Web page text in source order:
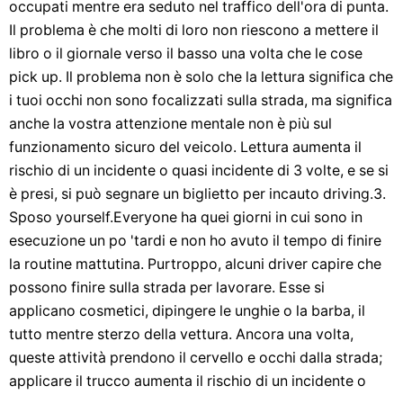
occupati mentre era seduto nel traffico dell'ora di punta.
Il problema è che molti di loro non riescono a mettere il
libro o il giornale verso il basso una volta che le cose
pick up. Il problema non è solo che la lettura significa che
i tuoi occhi non sono focalizzati sulla strada, ma significa
anche la vostra attenzione mentale non è più sul
funzionamento sicuro del veicolo. Lettura aumenta il
rischio di un incidente o quasi incidente di 3 volte, e se si
è presi, si può segnare un biglietto per incauto driving.3.
Sposo yourself.Everyone ha quei giorni in cui sono in
esecuzione un po 'tardi e non ho avuto il tempo di finire
la routine mattutina. Purtroppo, alcuni driver capire che
possono finire sulla strada per lavorare. Esse si
applicano cosmetici, dipingere le unghie o la barba, il
tutto mentre sterzo della vettura. Ancora una volta,
queste attività prendono il cervello e occhi dalla strada;
applicare il trucco aumenta il rischio di un incidente o